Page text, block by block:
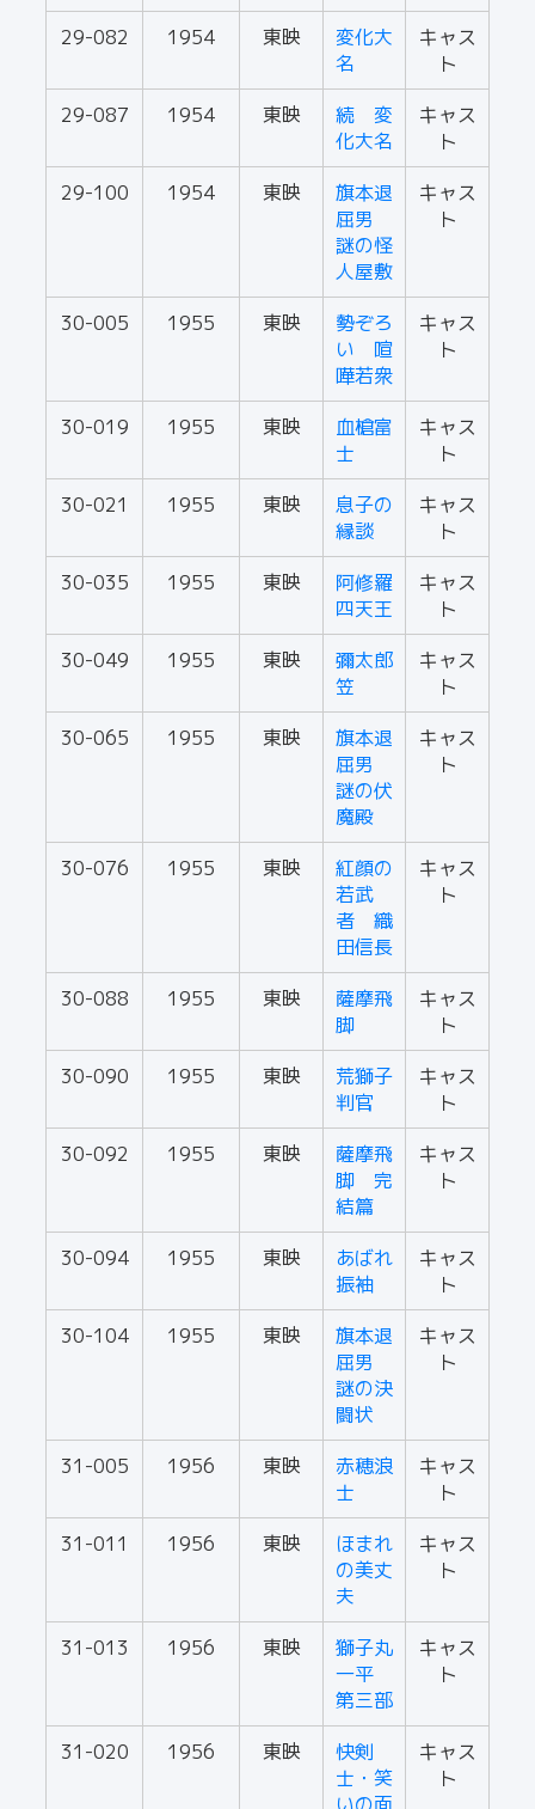
29-082 1954 東映
変化大
名
キャス
ト
29-087
1954 東映
続 変
化大名
キャス
ト
29-100
1954 東映
旗本退
屈男
謎の怪
人屋敷
キャス
ト
30-005 1955 東映
勢ぞろ
い 喧
嘩若衆
キャス
ト
30-019 1955 東映
血槍富
士
キャス
ト
30-021
1955 東映
息子の
縁談
キャス
ト
30-035
1955 東映
阿修羅
四天王
キャス
ト
30-049
1955 東映
彌太郎
笠
キャス
ト
30-065
1955 東映
旗本退
屈男
謎の伏
魔殿
キャス
ト
30-076 1955 東映
紅顔の
若武
者 織
田信長
キャス
ト
30-088 1955 東映
薩摩飛
脚
キャス
ト
30-090
1955 東映
荒獅子
判官
キャス
ト
30-092
1955 東映
薩摩飛
脚 完
結篇
キャス
ト
30-094 1955 東映
あばれ
振袖
キャス
ト
30-104
1955 東映
旗本退
屈男
謎の決
闘状
キャス
ト
31-005 1956 東映
赤穂浪
士
キャス
ト
31-011
1956 東映
ほまれ
の美丈
夫
キャス
ト
31-013 1956 東映
獅子丸
一平
第三部
キャス
ト
31-020 1956 東映
快剣
士・笑
キャス
ト